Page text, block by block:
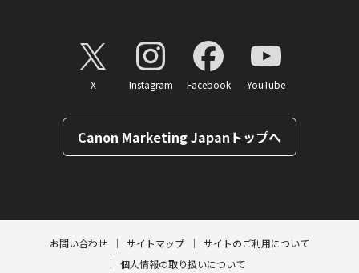
X Instagram Facebook YouTube
Canon Marketing Japanトップへ
お問い合わせ サイトマップ
サイトのご利用について
個人情報の取り扱いについて